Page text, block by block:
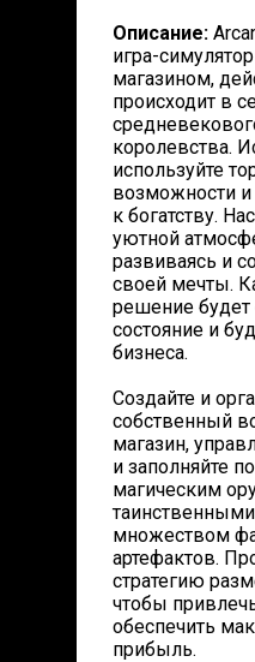
Описание:
игра-
магазином,
происходит в
королевства.
используйте
возможности и
к богатству.
уютной
развиваясь и
своей мечты.
решение
состояние и
бизнеса.
Создайте и
собственный
магазин,
и заполняйте
магическим
множеством
артефактов.
стратегию
чтобы
обеспечить
прибыль.